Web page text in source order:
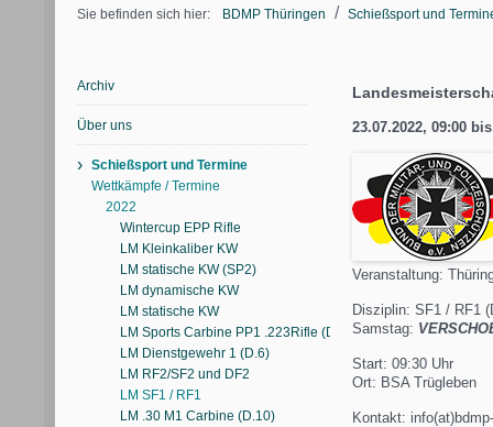
Sie befinden sich hier: BDMP Thüringen / Schießsport und
23.07.2022, 09:00
Veranstaltung:
Disziplin: SF1 / RF1
Samstag:
Start: 09:30 Uhr
Ort: BSA Trügleben
Kontakt:
Archiv
Über uns
› Schießsport und Termine
Wettkämpfe / Termine
2022
Wintercup EPP Rifle
LM Kleinkaliber KW
LM statische KW (SP2)
LM dynamische KW
LM statische KW
LM Sports Carbine PP1 .223Rifle (D.30)
LM Dienstgewehr 1 (D.6)
LM RF2/SF2 und DF2
LM SF1 / RF1
LM .30 M1 Carbine (D.10)